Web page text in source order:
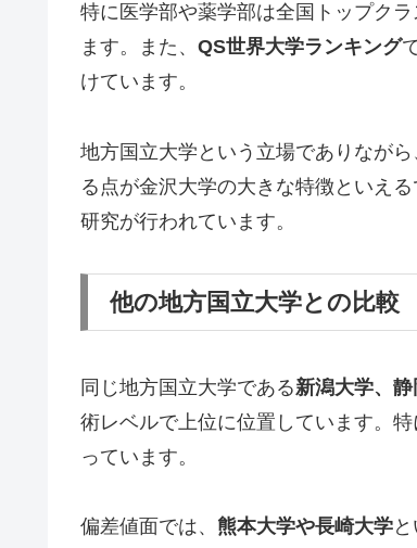
特に医学部や薬学部は全国トップク
ます。また、 QS世界大学ランキング
けています。
地方国立大学という立場でありなが
る点が金沢大学の大きな特徴といえ
研究が行われています。
他の地方国立大学との比較
同じ地方国立大学である新潟大学、
術レベルで上位に位置しています。
っています。
偏差値面では、 熊本大学や長崎大学